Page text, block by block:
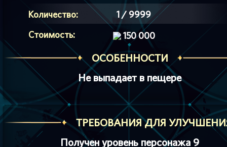
Количество:
1 / 9999
Стоимость:
150 000
ОСОБЕННОСТИ
Не выпадает в пещере
ТРЕБОВАНИЯ ДЛЯ
Получен уровень персонажа 9